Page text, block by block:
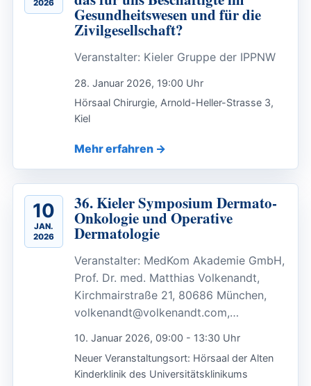
2026
Gesundheitswesen und für die
Zivilgesellschaft?
Veranstalter: Kieler Gruppe der IPPNW
28. Januar 2026, 19:00 Uhr
Hörsaal Chirurgie, Arnold-Heller-Strasse 3,
Kiel
Mehr erfahren
10
JAN.
2026
36. Kieler Symposium Dermato-
Onkologie und Operative
Dermatologie
Veranstalter: MedKom Akademie GmbH,
Prof. Dr. med. Matthias Volkenandt,
Kirchmairstraße 21, 80686 München,
volkenandt@volkenandt.com,…
10. Januar 2026, 09:00 - 13:30 Uhr
Neuer Veranstaltungsort: Hörsaal der Alten
Kinderklinik des Universitätsklinikums